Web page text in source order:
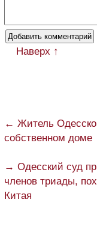
Наверх ↑
← Житель
собственном доме
→ Одесский суд
членов триады,
Китая